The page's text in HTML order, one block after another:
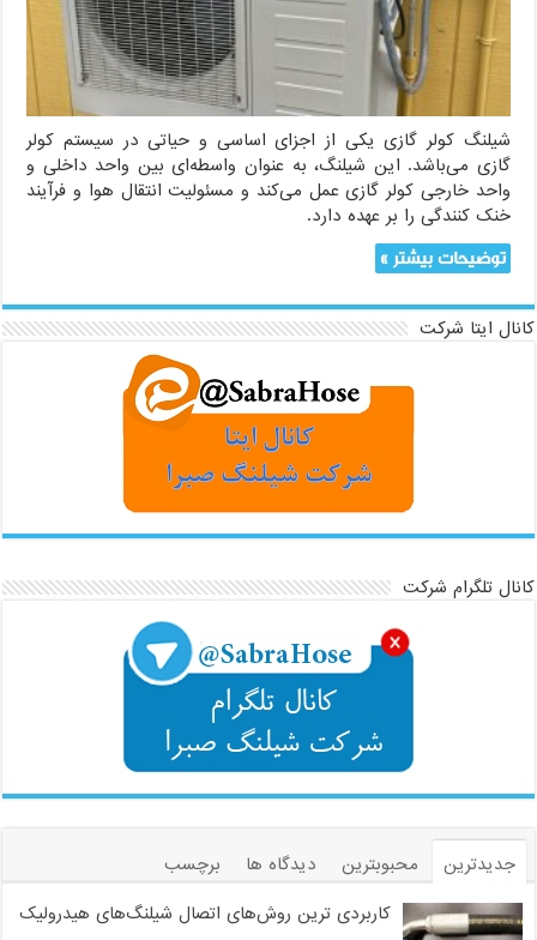
شیلنگ کولر گازی یکی از اجزای اساسی و حیاتی در سیستم کولر
گازی می‌باشد. این شیلنگ، به عنوان واسطه‌ای بین واحد داخلی و
واحد خارجی کولر گازی عمل می‌کند و مسئولیت انتقال هوا و فرآیند
خنک کنندگی را بر عهده دارد.
توضیحات بیشتر »
کانال ایتا شرکت
کانال تلگرام شرکت
جدیدترین محبوبترین دیدگاه ها
برچسب
کاربردی ترین روش‌های اتصال شیلنگ‌های هیدرولیک